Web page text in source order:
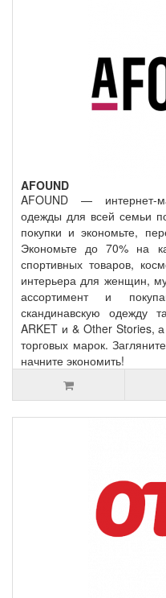
AFOUND
AFOUND — интернет-
одежды для всей семьи
покупки и экономьте,
Экономьте до 70% на
спортивных товаров,
интерьера для женщин,
ассортимент и
скандинавскую одежду
ARKET и & Other Stories,
торговых марок.
начните экономить!